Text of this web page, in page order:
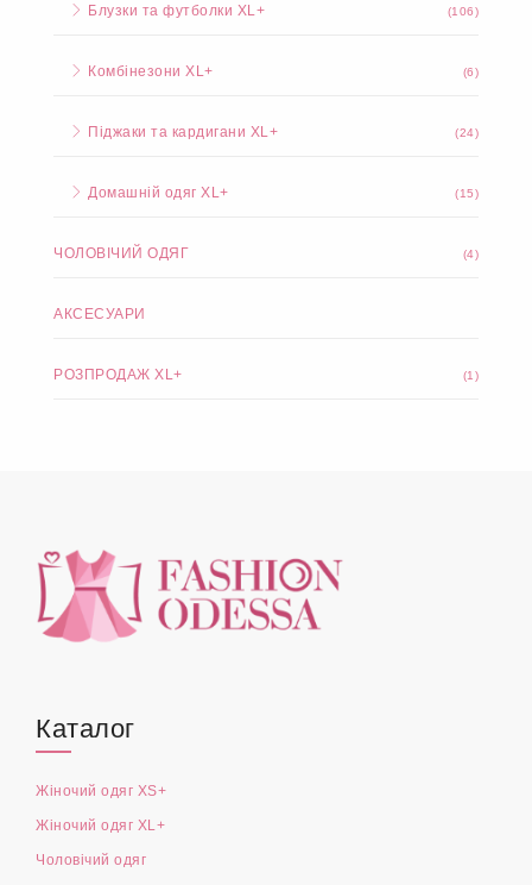
Блузки та футболки XL+ (106)
Комбінезони XL+ (6)
Піджаки та кардигани XL+ (24)
Домашній одяг XL+ (15)
ЧОЛОВІЧИЙ ОДЯГ (4)
АКСЕСУАРИ
РОЗПРОДАЖ XL+ (1)
Каталог
Жіночий одяг XS+
Жіночий одяг XL+
Чоловічий одяг